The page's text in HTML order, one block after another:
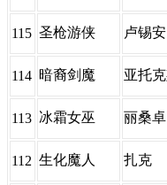
115 圣枪游侠 卢锡安
114 暗裔剑魔 亚托
113 冰霜女巫 丽桑卓
112 生化魔人 扎克